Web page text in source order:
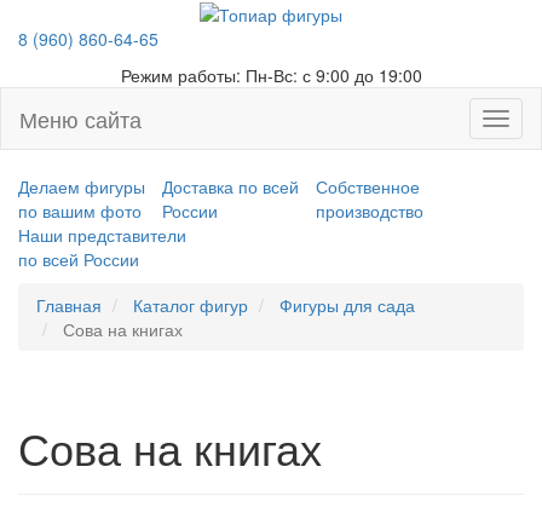
8 (960) 860-64-65
Режим работы: Пн-Вс: с 9:00 до 19:00
меню
Меню сайта
Делаем фигуры
по вашим фото
Доставка по всей
России
Собственное
производство
Наши представители
по всей России
Главная
Каталог фигур
Фигуры для сада
Сова на книгах
Сова на книгах